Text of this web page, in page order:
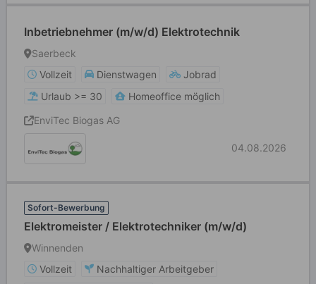
Inbetriebnehmer (m/w/d) Elektrotechnik
Saerbeck
Vollzeit
Dienstwagen
Jobrad
Urlaub >= 30
Homeoffice möglich
EnviTec Biogas AG
04.08.2026
Sofort-Bewerbung
Elektromeister / Elektrotechniker (m/w/d)
Winnenden
Vollzeit
Nachhaltiger Arbeitgeber